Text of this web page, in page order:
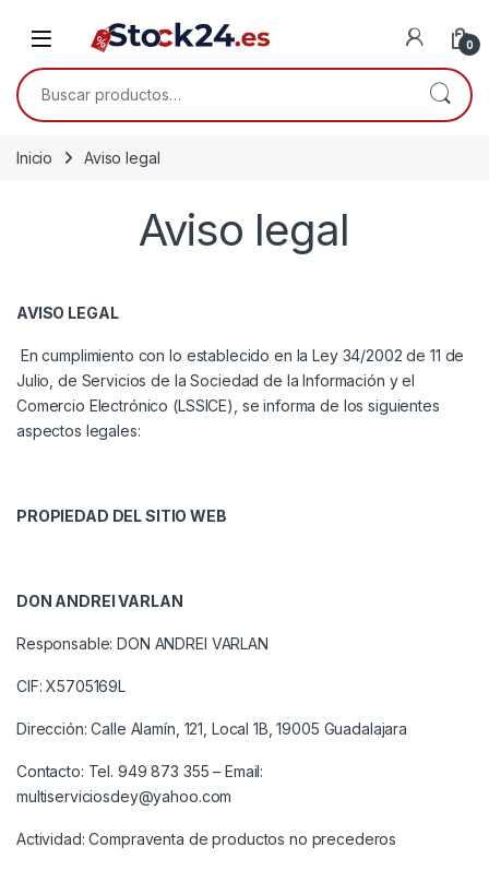
Open 0
Buscar por:
Inicio Aviso legal
Aviso legal
AVISO LEGAL
En cumplimiento con lo establecido en la Ley 34/2002 de 11 de
Julio, de Servicios de la Sociedad de la Información y el
Comercio Electrónico (LSSICE), se informa de los siguientes
aspectos legales:
PROPIEDAD DEL SITIO WEB
DON ANDREI VARLAN
Responsable: DON ANDREI VARLAN
CIF: X5705169L
Dirección: Calle Alamín, 121, Local 1B, 19005 Guadalajara
Contacto: Tel. 949 873 355 – Email:
multiserviciosdey@yahoo.com
Actividad: Compraventa de productos no precederos